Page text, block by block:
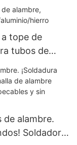
tope de
tubos de
de alambre.
Soldadora